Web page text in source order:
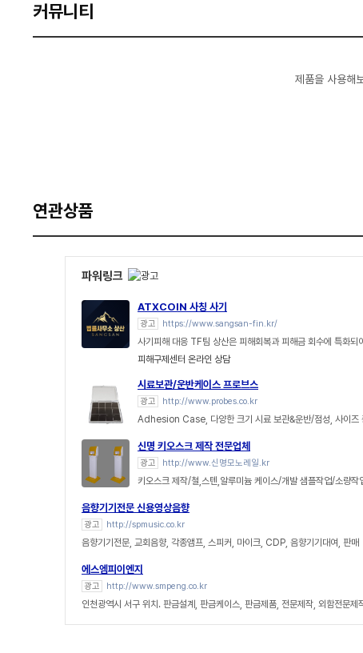
커뮤니티
제품을 사용해
연관상품
파워링크
ATXCOIN 사칭 사기
광고 https://www.sangsan-fin.kr/
사기피해 대응 TF팀 상산은 피해회복과 피해금 회수에 특화되
피해구제센터 온라인 상담
시료보관/운반케이스 프로브스
광고 http://www.probes.co.kr
Adhesion Case, 다양한 크기 시료 보관&운반/점성, 사이즈
신명 키오스크 제작 전문업체
광고 http://www.신명모노레일.kr
키오스크 제작/철,스텐,알루미늄 케이스/개발 샘플작업/소량작
음향기기전문 신용영상음향
광고 http://spmusic.co.kr
음향기기전문, 교회음향, 각종앰프, 스피커, 마이크, CDP, 음향기기대여, 판매
에스엠피이엔지
광고 http://www.smpeng.co.kr
인천광역시 서구 위치. 판금설계, 판금케이스, 판금제품, 전문제작, 외함전문제